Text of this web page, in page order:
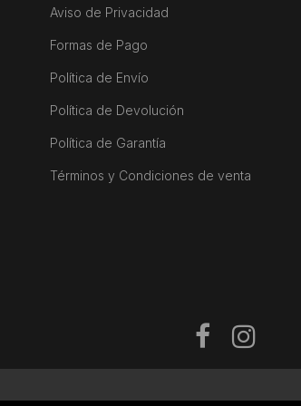
Aviso de Privacidad
Formas de Pago
Política de Envío
Política de Devolución
Política de Garantía
Términos y Condiciones de venta